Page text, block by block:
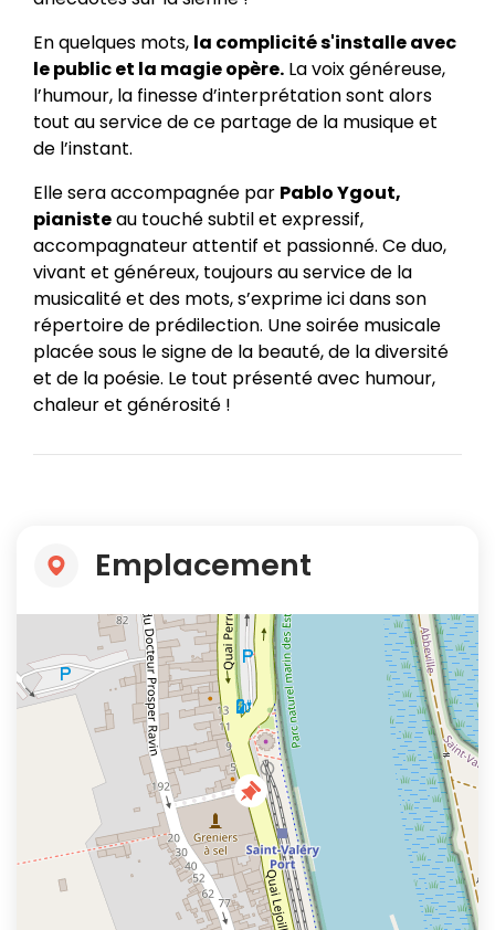
En quelques mots, la complicité s'installe avec
le public et la magie opère. La voix généreuse,
l’humour, la finesse d’interprétation sont alors
tout au service de ce partage de la musique et
de l’instant.
Elle sera accompagnée par Pablo Ygout,
pianisteau touché subtil et expressif,
accompagnateur attentif et passionné. Ce duo,
vivant et généreux, toujours au service de la
musicalité et des mots, s’exprime ici dans son
répertoire de prédilection. Une soirée musicale
placée sous le signe de la beauté, de la diversité
et de la poésie. Le tout présenté avec humour,
chaleur et générosité !
Emplacement
−